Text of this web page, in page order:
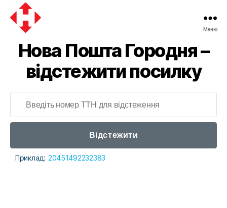
Меню
Нова Пошта Городня –
відстежити посилку
Відстежити
Приклад: 20451492232383